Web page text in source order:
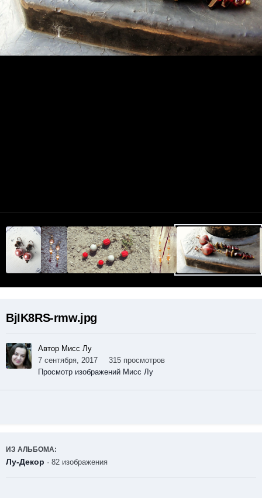
BjIK8RS-rmw.jpg
Автор Мисс Лу
7 сентября, 2017
315 просмотров
Просмотр изображений Мисс Лу
ИЗ АЛЬБОМА:
Лу-Декор · 82 изображения